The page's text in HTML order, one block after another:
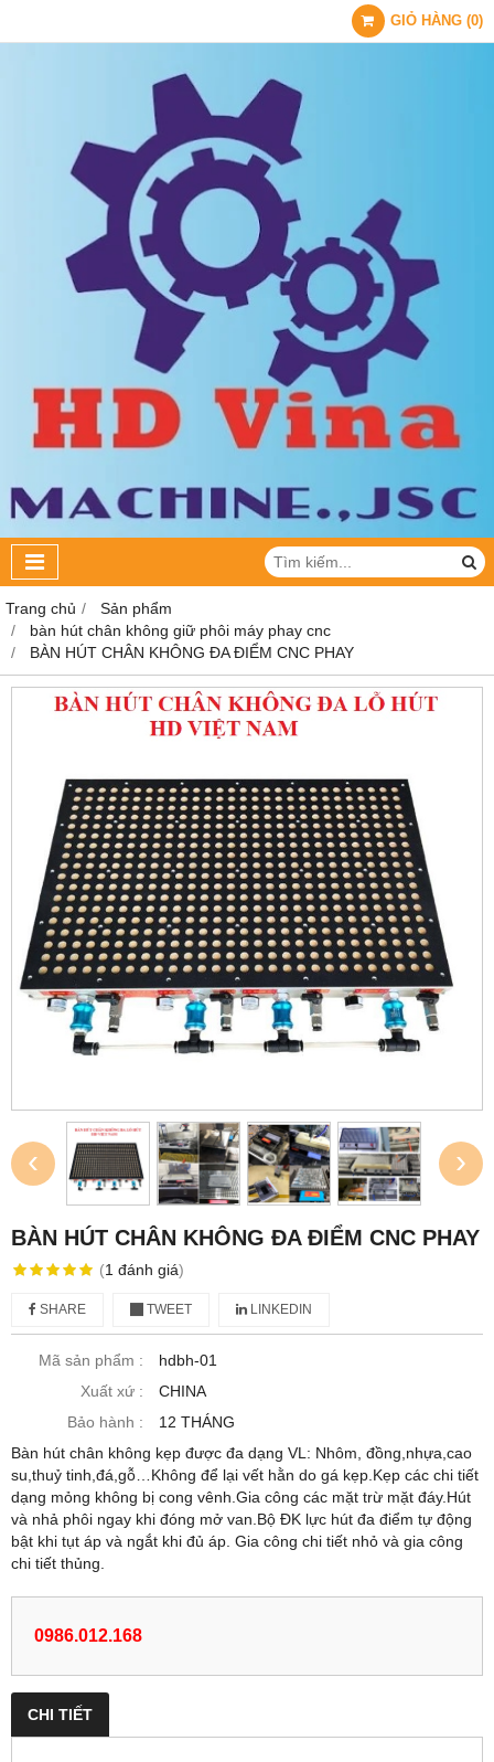
GIỎ HÀNG (0)
Trang chủ
Sản phẩm
bàn hút chân không giữ phôi máy phay cnc
BÀN HÚT CHÂN KHÔNG ĐA ĐIỂM CNC PHAY
‹ ›
BÀN HÚT CHÂN KHÔNG ĐA ĐIỂM CNC PHAY
(1 đánh giá)
SHARE TWEET LINKEDIN
Mã sản phẩm :
hdbh-01
Xuất xứ :
CHINA
Bảo hành :
12 THÁNG
Bàn hút chân không kẹp được đa dạng VL: Nhôm, đồng,nhựa,cao
su,thuỷ tinh,đá,gỗ…Không để lại vết hằn do gá kẹp.Kẹp các chi tiết
dạng mỏng không bị cong vênh.Gia công các mặt trừ mặt đáy.Hút
và nhả phôi ngay khi đóng mở van.Bộ ĐK lực hút đa điểm tự động
bật khi tụt áp và ngắt khi đủ áp. Gia công chi tiết nhỏ và gia công
chi tiết thủng.
0986.012.168
CHI TIẾT